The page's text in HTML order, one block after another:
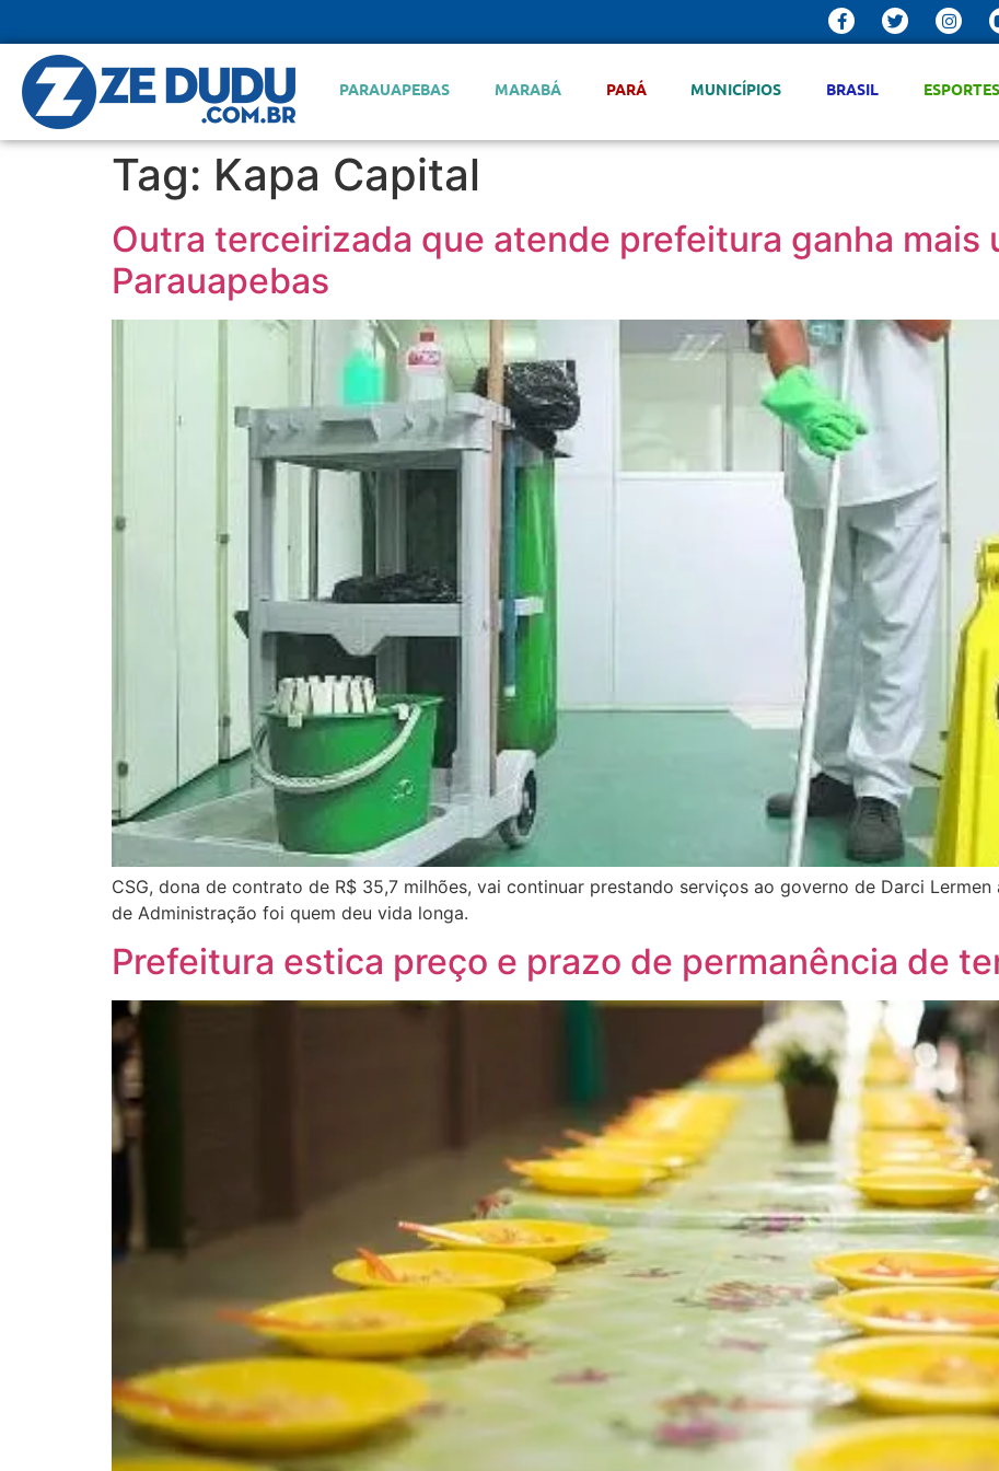
PARAUAPEBAS MARABÁ PARÁ MUNICÍPIOS BRASIL ESPORTES
Tag: Kapa Capital
Outra terceirizada que atende prefeitura ganha mais
Parauapebas
CSG, dona de contrato de R$ 35,7 milhões, vai continuar prestando serviços ao governo de Darci
de Administração foi quem deu vida longa.
Prefeitura estica preço e prazo de permanência de